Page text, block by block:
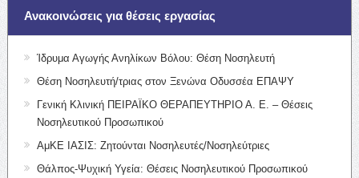
Ανακοινώσεις για θέσεις εργασίας
Ίδρυμα Αγωγής Ανηλίκων Βόλου: Θέση Νοσηλευτή
Θέση Νοσηλευτή/τριας στον Ξενώνα Οδυσσέα ΕΠΑΨΥ
Γενική Κλινική ΠΕΙΡΑΪΚΟ ΘΕΡΑΠΕΥΤΗΡΙΟ Α. Ε. – Θέσεις
Νοσηλευτικού Προσωπικού
ΑμΚΕ ΙΑΣΙΣ: Ζητούνται Νοσηλευτές/Νοσηλεύτριες
Θάλπος-Ψυχική Υγεία: Θέσεις Νοσηλευτικού Προσωπικού